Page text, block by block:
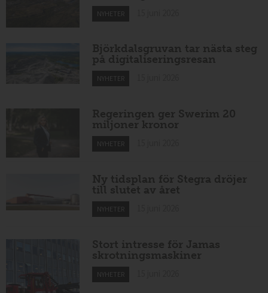
NYHETER
Björkdalsgruvan tar nästa steg
på digitaliseringsresan
NYHETER
Regeringen ger Swerim 20
miljoner kronor
NYHETER
Ny tidsplan för Stegra dröjer
till slutet av året
NYHETER
Stort intresse för Jamas
skrotningsmaskiner
NYHETER